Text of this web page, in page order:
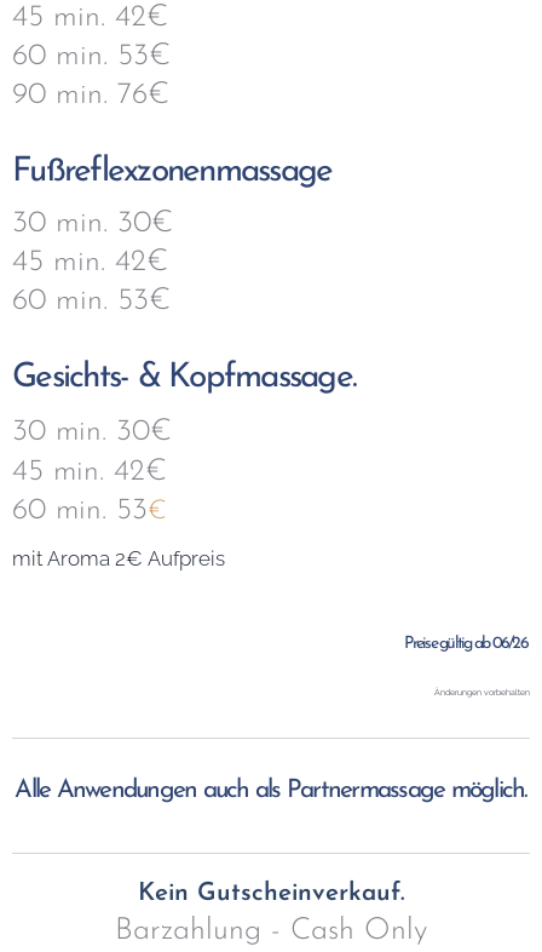
45 min. 42€
60 min. 53€
90 min. 76€
Fußreflexzonenmassage
30 min. 30€
45 min. 42€
60 min. 53€
Gesichts- & Kopfmassage.
30 min. 30€
45 min. 42€
60 min. 53€
mit Aroma 2€ Aufpreis
Preise gültig ab 06/26
Änderungen vorbehalten
Alle Anwendungen auch als Partnermassage möglich.
Kein Gutscheinverkauf.
Barzahlung - Cash Only